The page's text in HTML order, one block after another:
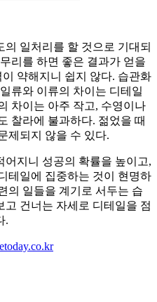
일처리를 할 것으로 기대되
리를 하면 좋은 결과가 얻을
약해지니 쉽지 않다. 습관화
류와 이류의 차이는 디테일
차이는 아주 작고, 수영이나
찰라에 불과하다. 젊었을 때
제되지 않을 수 있다.
지니 성공의 확률을 높이고,
테일에 집중하는 것이 현명하
의 일들을 계기로 서두는 습
건너는 자세로 디테일을 점
.